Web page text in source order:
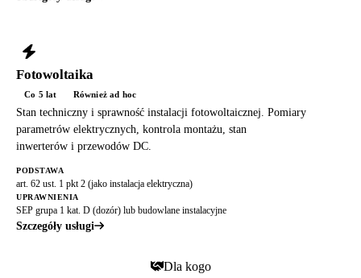
Fotowoltaika
Co 5 lat Również ad hoc
Stan techniczny i sprawność instalacji fotowoltaicznej. Pomiary
parametrów elektrycznych, kontrola montażu, stan
inwerterów i przewodów DC.
PODSTAWA
art. 62 ust. 1 pkt 2 (jako instalacja elektryczna)
UPRAWNIENIA
SEP grupa 1 kat. D (dozór) lub budowlane instalacyjne
Szczegóły usługi
Dla kogo